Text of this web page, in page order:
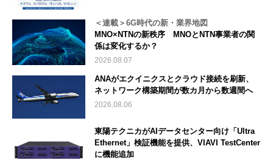
＜連載＞6G時代の新・業界地図
MNO×NTNの新秩序 MNOとNTN事業者の関
係は変化するか？
2026.08.07
ANAがエクイニクスとクラウド接続を刷新、
ネットワーク構築期間が数カ月から数週間へ
2026.08.06
東陽テクニカがAIデータセンター向け「Ultra
Ethernet」検証機能を提供、VIAVI TestCenter
に機能追加